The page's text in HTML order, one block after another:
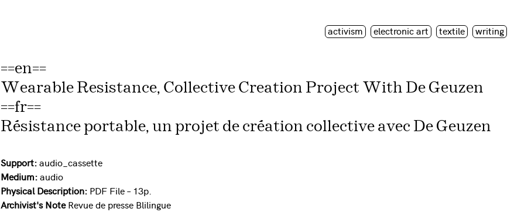
activism electronic art textile writing
==en==
Wearable Resistance, Collective Creation Project With De Geuzen
==fr==
Résistance portable, un projet de création collective avec De Geuzen
Support:audio_cassette
Medium:audio
Physical Description:PDF File – 13p.
Archivist's NoteRevue de presse Blilingue